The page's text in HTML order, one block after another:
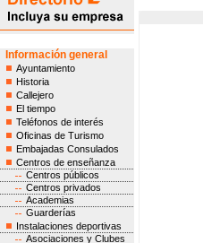
Información general
Ayuntamiento
Historia
Callejero
El tiempo
Teléfonos de interés
Oficinas de Turismo
Embajadas Consulados
Centros de enseñanza
Centros públicos
Centros privados
Academias
Guarderías
Instalaciones deportivas
Asociaciones y Clubes